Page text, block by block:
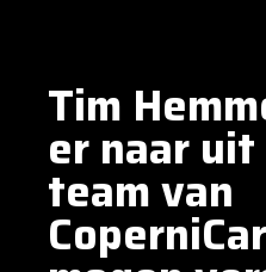
Tim
er naar
team van